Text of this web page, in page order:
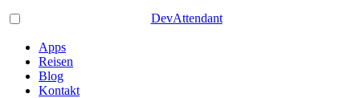
DevAttendant
Apps
Reisen
Blog
Kontakt